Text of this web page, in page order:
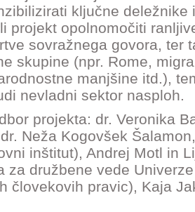
ključne deležnike
projekt opolnomočiti
sovražnega govora, ter
skupine (npr. Rome,
manjšine itd.),
nevladni sektor nasploh.
projekta: dr. Veronika
Neža Kogovšek
inštitut), Andrej Motl in
za družbene vede
človekovih pravic), Kaja